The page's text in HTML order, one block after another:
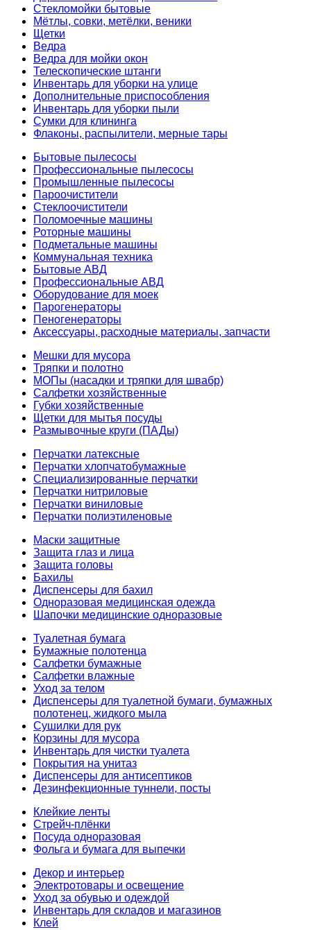
Стекломойки бытовые
Мётлы, совки, метёлки, веники
Щетки
Ведра
Ведра для мойки окон
Телескопические штанги
Инвентарь для уборки на улице
Дополнительные приспособления
Инвентарь для уборки пыли
Сумки для клининга
Флаконы, распылители, мерные тары
Бытовые пылесосы
Профессиональные пылесосы
Промышленные пылесосы
Пароочистители
Стеклоочистители
Поломоечные машины
Роторные машины
Подметальные машины
Коммунальная техника
Бытовые АВД
Профессиональные АВД
Оборудование для моек
Парогенераторы
Пеногенераторы
Аксессуары, расходные материалы, запчасти
Мешки для мусора
Тряпки и полотно
МОПы (насадки и тряпки для швабр)
Салфетки хозяйственные
Губки хозяйственные
Щетки для мытья посуды
Размывочные круги (ПАДы)
Перчатки латексные
Перчатки хлопчатобумажные
Специализированные перчатки
Перчатки нитриловые
Перчатки виниловые
Перчатки полиэтиленовые
Маски защитные
Защита глаз и лица
Защита головы
Бахилы
Диспенсеры для бахил
Одноразовая медицинская одежда
Шапочки медицинские одноразовые
Туалетная бумага
Бумажные полотенца
Салфетки бумажные
Салфетки влажные
Уход за телом
Диспенсеры для туалетной бумаги, бумажных
полотенец, жидкого мыла
Сушилки для рук
Корзины для мусора
Инвентарь для чистки туалета
Покрытия на унитаз
Диспенсеры для антисептиков
Дезинфекционные туннели, посты
Клейкие ленты
Стрейч-плёнки
Посуда одноразовая
Фольга и бумага для выпечки
Декор и интерьер
Электротовары и освещение
Уход за обувью и одеждой
Инвентарь для складов и магазинов
Клей